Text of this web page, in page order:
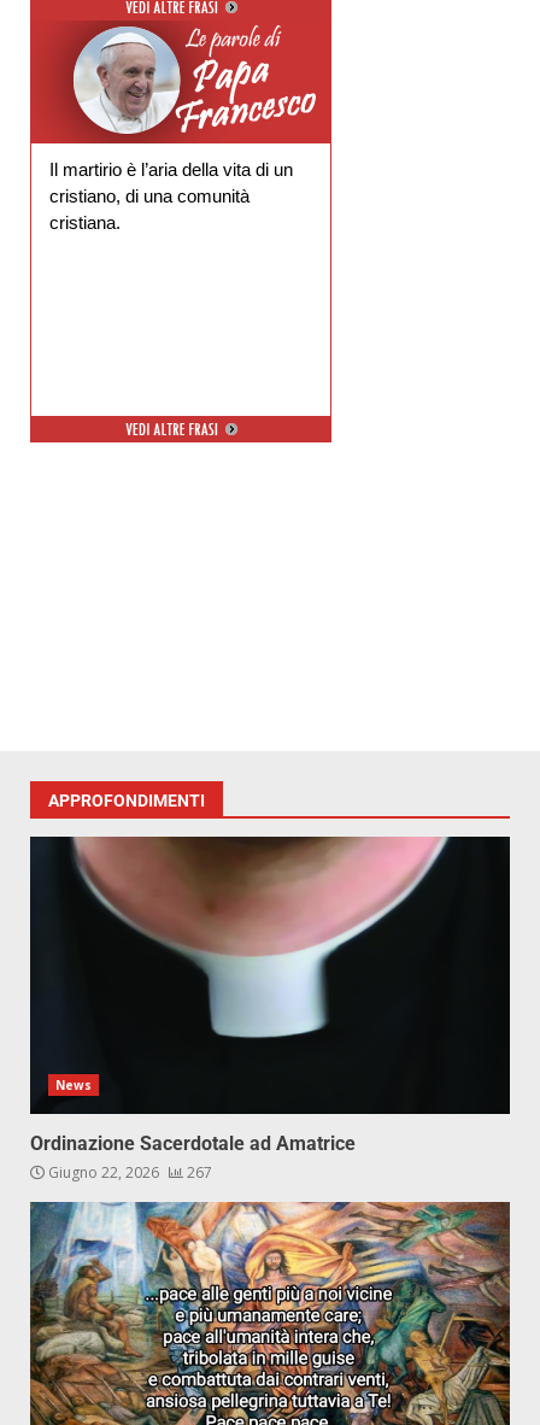
Il martirio è l’aria della vita di un
cristiano, di una comunità
cristiana.
APPROFONDIMENTI
News
Ordinazione Sacerdotale ad Amatrice
Giugno 22, 2026 267